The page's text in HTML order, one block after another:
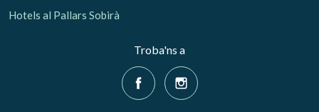
Hotels al Pallars Sobirà
Troba'ns a